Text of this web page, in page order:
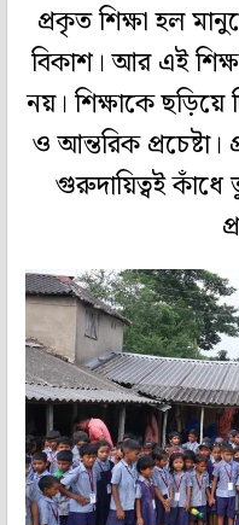
প্রকৃত শিক্ষা হল
বিকাশ। আর এই
নয়। শিক্ষাকে ছড়িয়ে
ও আন্তরিক প্রচেষ্টা।
গুরুদায়িত্বই